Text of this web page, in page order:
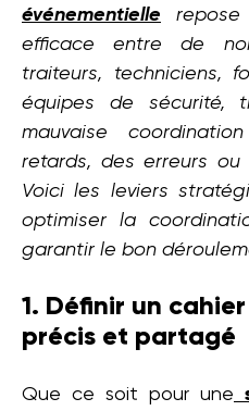
événementielle repose
efficace entre de
traiteurs, techniciens,
équipes de sécurité,
mauvaise
retards, des erreurs ou
Voici les leviers
optimiser la
garantir le bon
1. Définir un
précis et partagé
Que ce soit pour une